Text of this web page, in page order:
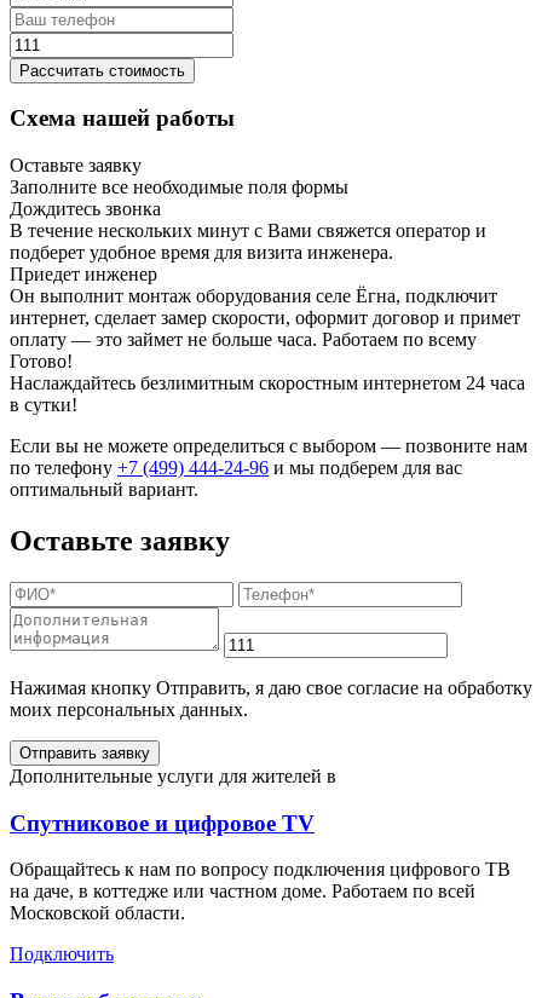
Рассчитать стоимость
Схема нашей работы
Оставьте заявку
Заполните все необходимые поля формы
Дождитесь звонка
В течение нескольких минут с Вами свяжется оператор и
подберет удобное время для визита инженера.
Приедет инженер
Он выполнит монтаж оборудования селе Ёгна, подключит
интернет, сделает замер скорости, оформит договор и примет
оплату — это займет не больше часа. Работаем по всему
Готово!
Наслаждайтесь безлимитным скоростным интернетом 24 часа
в сутки!
Если вы не можете определиться с выбором — позвоните нам
по телефону +7 (499) 444-24-96 и мы подберем для вас
оптимальный вариант.
Оставьте заявку
Нажимая кнопку Отправить, я даю свое согласие на обработку
моих персональных данных.
Отправить заявку
Дополнительные услуги для жителей в
Спутниковое и цифровое TV
Обращайтесь к нам по вопросу подключения цифрового ТВ
на даче, в коттедже или частном доме. Работаем по всей
Московской области.
Подключить